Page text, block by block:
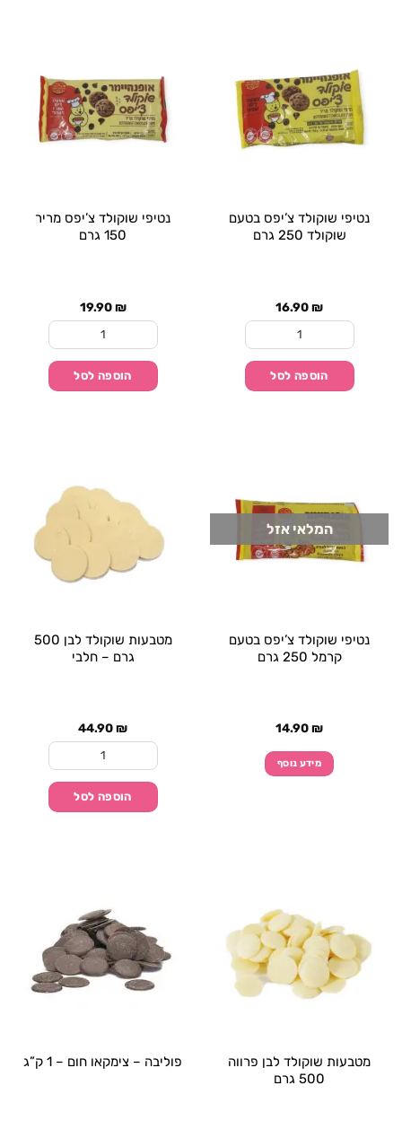
נטיפי שוקולד צ’יפס בטעם
שוקולד 250 גרם
16.90₪
כמות של נטיפי שוקולד צ'יפס בטעם שוקולד 250 גרם
הוספה לסל
נטיפי שוקולד צ’יפס מריר
150 גרם
19.90₪
כמות של נטיפי שוקולד
הוספה לסל
המלאי אזל
נטיפי שוקולד צ’יפס בטעם
קרמל 250 גרם
14.90₪
מידע נוסף
מטבעות שוקולד לבן 500
גרם – חלבי
44.90₪
כמות של מטבעות שוקולד לבן
הוספה לסל
מטבעות שוקולד לבן פרווה
500 גרם
פוליבה – צימקאו חום – 1 ק”ג